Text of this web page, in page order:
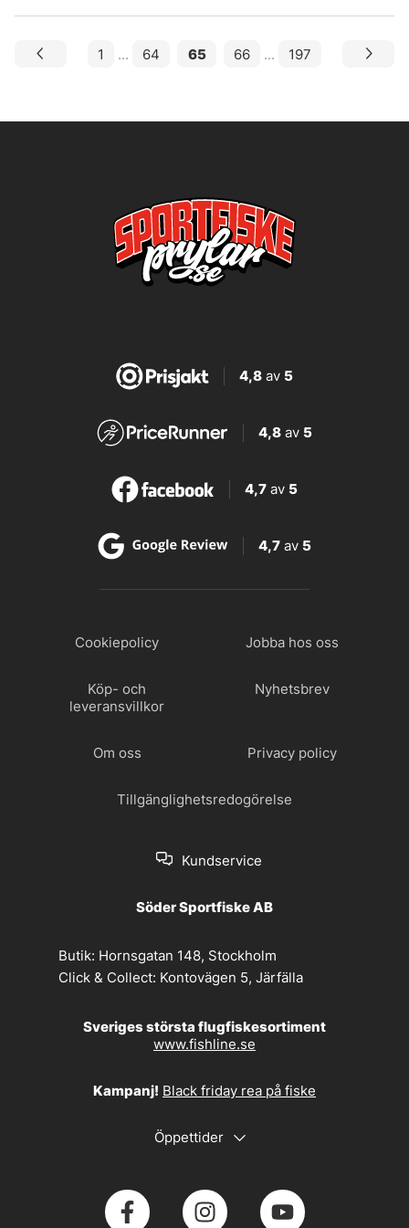
1 ... 64 65 66 ... 197
4,8av 5
4,8 av 5
4,7 av 5
4,7 av 5
Cookiepolicy Jobba hos oss
Köp- och
leveransvillkor
Nyhetsbrev
Om oss Privacy policy
Tillgänglighetsredogörelse
Kundservice
Söder Sportfiske AB
Butik: Hornsgatan 148, Stockholm
Click & Collect: Kontovägen 5, Järfälla
Sveriges största flugfiskesortiment
www.fishline.se
Kampanj! Black friday rea på fiske
Öppettider